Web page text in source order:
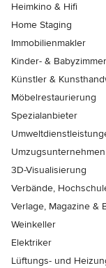
Heimkino & Hifi
Home Staging
Immobilienmakler
Kinder- & Babyzimmer
Künstler &
Möbelrestaurierung
Spezialanbieter
Umzugsunternehmen
3D-Visualisierung
Verbände,
Verlage, Magazine &
Weinkeller
Elektriker
Lüftungs- und